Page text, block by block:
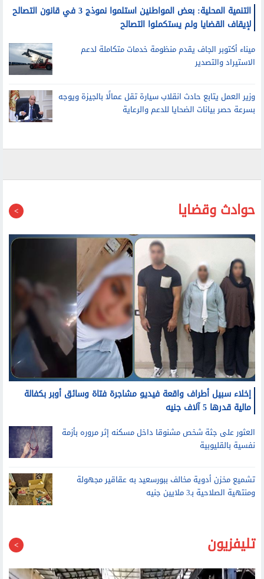
التنمية المحلية: بعض المواطنين استلموا نموذج 3 في قانون التصالح
لإيقاف القضايا ولم يستكملوا التصالح
ميناء أكتوبر الجاف يقدم منظومة خدمات متكاملة لدعم
الاستيراد والتصدير
وزير العمل يتابع حادث انقلاب سيارة تقل عمالًا بالجيزة ويوجه
بسرعة حصر بيانات الضحايا للدعم والرعاية
حوادث وقضايا
إخلاء سبيل أطراف واقعة فيديو مشاجرة فتاة وسائق أوبر بكفالة
مالية قدرها 5 آلاف جنيه
العثور على جثة شخص مشنوقا داخل مسكنه إثر مروره بأزمة
نفسية بالقليوبية
تشميع مخزن أدوية مخالف ببورسعيد به عقاقير مجهولة
ومنتهية الصلاحية بـ3 ملايين جنيه
تليفزيون